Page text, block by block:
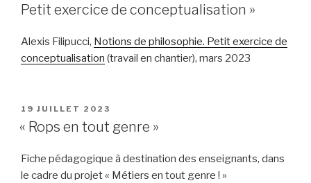
Petit exercice de conceptualisation »
Alexis Filipucci, Notions de philosophie. Petit exercice de
conceptualisation (travail en chantier), mars 2023
PUBLIÉ
LE
19 JUILLET 2023
« Rops en tout genre »
Fiche pédagogique à destination des enseignants, dans
le cadre du projet « Métiers en tout genre ! »